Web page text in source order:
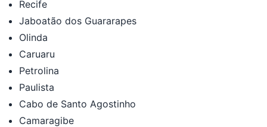
Recife
Jaboatão dos Guararapes
Olinda
Caruaru
Petrolina
Paulista
Cabo de Santo Agostinho
Camaragibe